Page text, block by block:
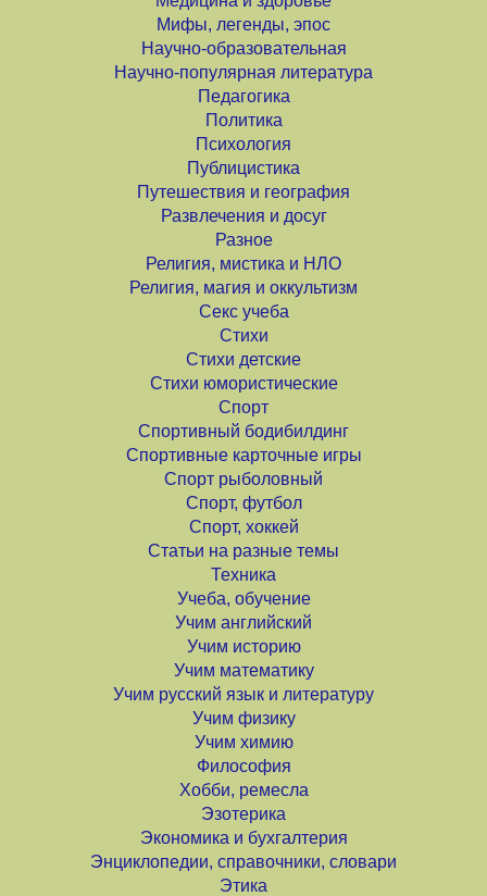
Мифы, легенды, эпос
Научно-образовательная
Научно-популярная литература
Педагогика
Политика
Психология
Публицистика
Путешествия и география
Развлечения и досуг
Разное
Религия, мистика и НЛО
Религия, магия и оккультизм
Секс учеба
Стихи
Стихи детские
Стихи юмористические
Спорт
Спортивный бодибилдинг
Спортивные карточные игры
Спорт рыболовный
Спорт, футбол
Спорт, хоккей
Статьи на разные темы
Техника
Учеба, обучение
Учим английский
Учим историю
Учим математику
Учим русский язык и литературу
Учим физику
Учим химию
Философия
Хобби, ремесла
Эзотерика
Экономика и бухгалтерия
Энциклопедии, справочники, словари
Этика